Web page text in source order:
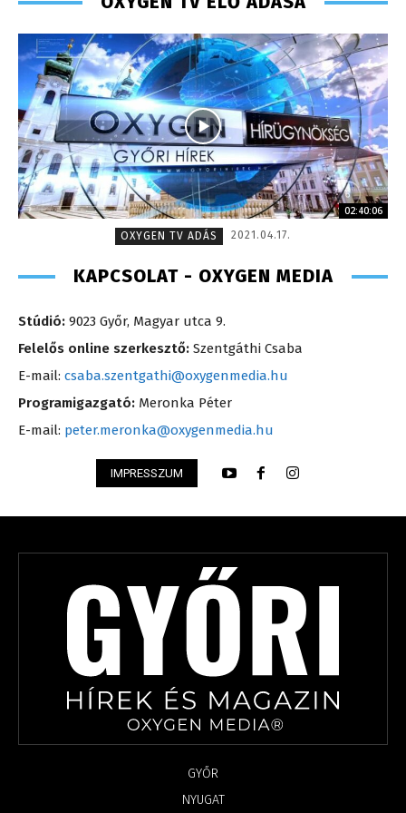
02:40:06
OXYGEN TV ADÁS
2021.04.17.
KAPCSOLAT - OXYGEN MEDIA
Stúdió: 9023 Győr, Magyar utca 9.
Felelős online szerkesztő: Szentgáthi Csaba
E-mail: csaba.szentgathi@oxygenmedia.hu
Programigazgató: Meronka Péter
E-mail: peter.meronka@oxygenmedia.hu
IMPRESSZUM
GYŐR
NYUGAT